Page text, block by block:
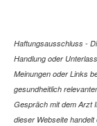
Haftungsausschluss -
Handlung oder
Meinungen oder Links
gesundheitlich
Gespräch mit dem Arzt
dieser Webseite